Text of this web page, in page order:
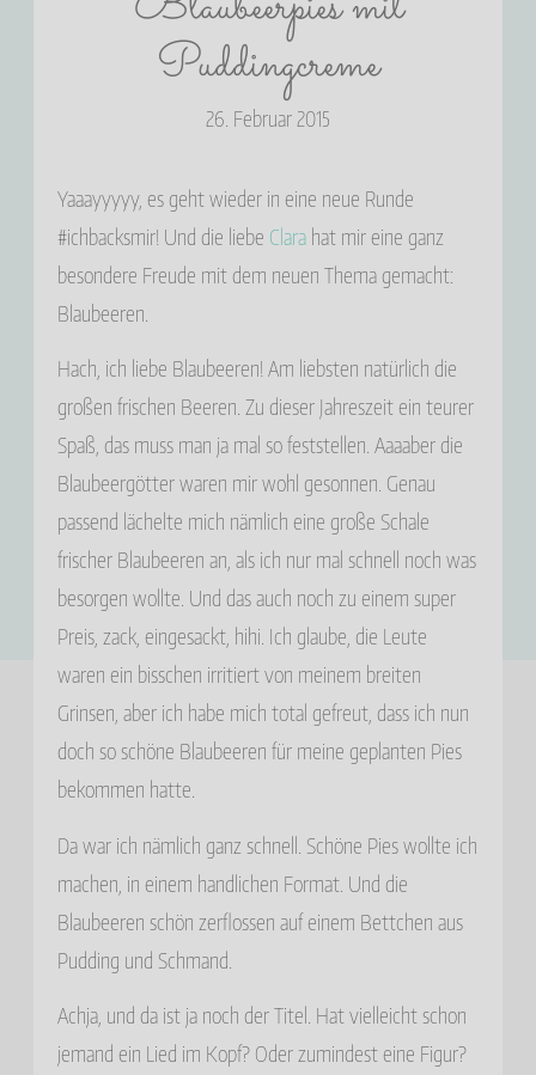
Puddingcreme
26. Februar 2015
Yaaayyyyy, es geht wieder in eine neue Runde
#ichbacksmir! Und die liebe Clara hat mir eine ganz
besondere Freude mit dem neuen Thema gemacht:
Blaubeeren.
Hach, ich liebe Blaubeeren! Am liebsten natürlich die
großen frischen Beeren. Zu dieser Jahreszeit ein teurer
Spaß, das muss man ja mal so feststellen. Aaaaber die
Blaubeergötter waren mir wohl gesonnen. Genau
passend lächelte mich nämlich eine große Schale
frischer Blaubeeren an, als ich nur mal schnell noch was
besorgen wollte. Und das auch noch zu einem super
Preis, zack, eingesackt, hihi. Ich glaube, die Leute
waren ein bisschen irritiert von meinem breiten
Grinsen, aber ich habe mich total gefreut, dass ich nun
doch so schöne Blaubeeren für meine geplanten Pies
bekommen hatte.
Da war ich nämlich ganz schnell. Schöne Pies wollte ich
machen, in einem handlichen Format. Und die
Blaubeeren schön zerflossen auf einem Bettchen aus
Pudding und Schmand.
Achja, und da ist ja noch der Titel. Hat vielleicht schon
jemand ein Lied im Kopf? Oder zumindest eine Figur?